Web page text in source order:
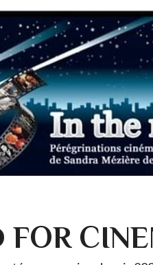
FOR